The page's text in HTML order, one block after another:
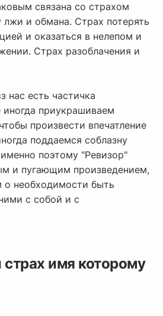
связана со страхом
лжи и обмана. Страх потерять
и оказаться в нелепом и
Страх разоблачения и
нас есть частичка
приукрашиваем
произвести впечатление
поддаемся соблазну
поэтому "Ревизор"
и пугающим произведением,
необходимости быть
с собой и с
имя которому